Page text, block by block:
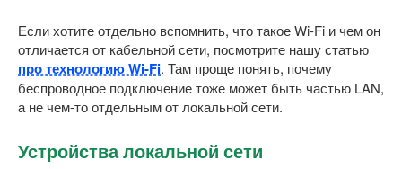
Если хотите отдельно вспомнить, что такое Wi-Fi и чем он
отличается от кабельной сети, посмотрите нашу статью
про технологию Wi-Fi. Там проще понять, почему
беспроводное подключение тоже может быть частью LAN,
а не чем-то отдельным от локальной сети.
Устройства локальной сети